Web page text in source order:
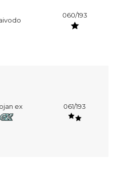
060/193
ex 061/193